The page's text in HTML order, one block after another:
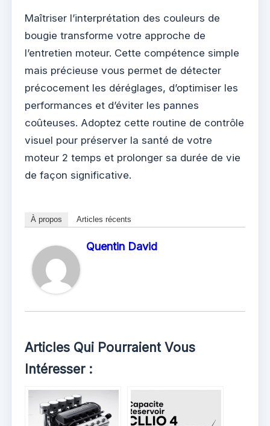
Maîtriser l’interprétation des couleurs de
bougie transforme votre approche de
l’entretien moteur. Cette compétence simple
mais précieuse vous permet de détecter
précocement les déréglages, d’optimiser les
performances et d’éviter les pannes
coûteuses. Adoptez cette routine de contrôle
visuel pour préserver la santé de votre
moteur 2 temps et prolonger sa durée de vie
de façon significative.
À propos Articles récents
Quentin David
Articles Qui Pourraient Vous
Intéresser :